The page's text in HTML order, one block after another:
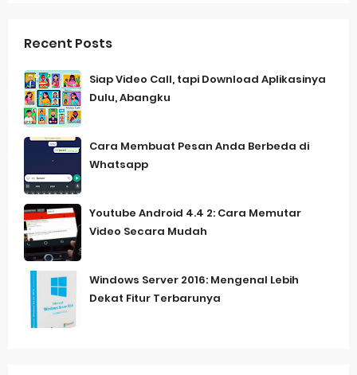
Recent Posts
Siap Video Call, tapi Download Aplikasinya
Dulu, Abangku
Cara Membuat Pesan Anda Berbeda di
Whatsapp
Youtube Android 4.4 2: Cara Memutar
Video Secara Mudah
Windows Server 2016: Mengenal Lebih
Dekat Fitur Terbarunya